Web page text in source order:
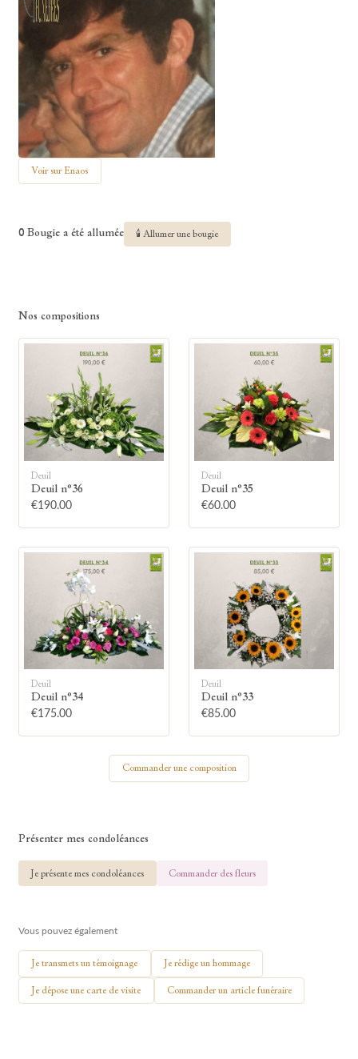
Voir sur Enaos
0 Bougie a été allumée 🕯 Allumer une bougie
Allumez une bougie
Montrez votre soutien à la famille en
allumant symboliquement une bougie.
Votre prénom
Votre nom
🕯 Allumer ma bougie
Nos compositions
Deuil
Deuil n°36
€190.00
Deuil
Deuil n°35
€60.00
Deuil
Deuil n°34
€175.00
Deuil
Deuil n°33
€85.00
Commander une composition
Présenter mes condoléances
Je présente mes condoléances Commander des fleurs
Vous pouvez également
Je transmets un témoignage Je rédige un hommage
Je dépose une carte de visite Commander un article funéraire